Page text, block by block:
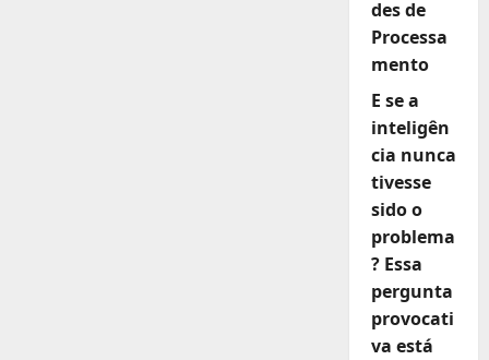
des de
Processa
mento
E se a
inteligên
cia nunca
tivesse
sido o
problema
? Essa
pergunta
provocati
va está